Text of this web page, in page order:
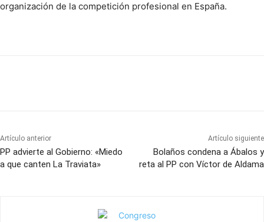
organización de la competición profesional en España.
Artículo anterior
PP advierte al Gobierno: «Miedo
a que canten La Traviata»
Artículo siguiente
Bolaños condena a Ábalos y
reta al PP con Víctor de Aldama